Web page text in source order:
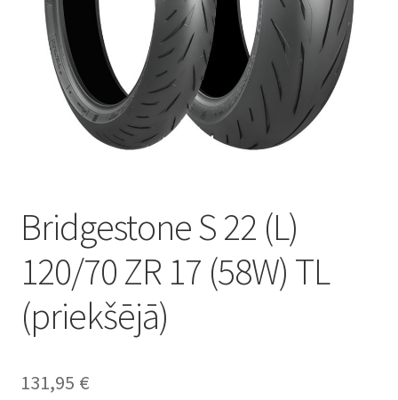
Bridgestone S 22 (L)
120/70 ZR 17 (58W) TL
(priekšējā)
131,95 €